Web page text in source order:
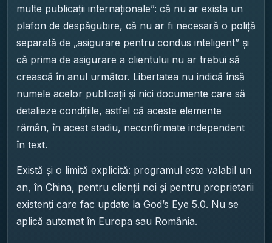
multe publicații internaționale”: că nu ar exista un
plafon de despăgubire, că nu ar fi necesară o poliță
separată de „asigurare pentru condus inteligent” și
că prima de asigurare a clientului nu ar trebui să
crească în anul următor. Libertatea nu indică însă
numele acelor publicații și nici documente care să
detalieze condițiile, astfel că aceste elemente
rămân, în acest stadiu, neconfirmate independent
în text.
Există și o limită explicită: programul este valabil un
an, în China, pentru clienții noi și pentru proprietarii
existenți care fac update la God’s Eye 5.0. Nu se
aplică automat în Europa sau România.